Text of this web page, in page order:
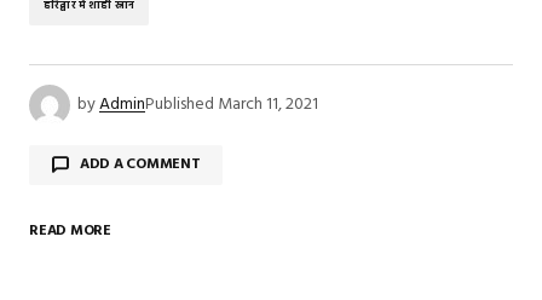
हरिद्वार में शाही स्नान
byAdminPublished March 11, 2021
ADD A COMMENT
READ MORE